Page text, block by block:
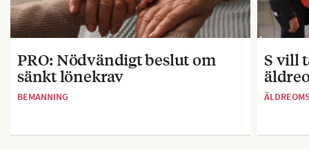
PRO: Nödvändigt beslut om
sänkt lönekrav
BEMANNING
S vill